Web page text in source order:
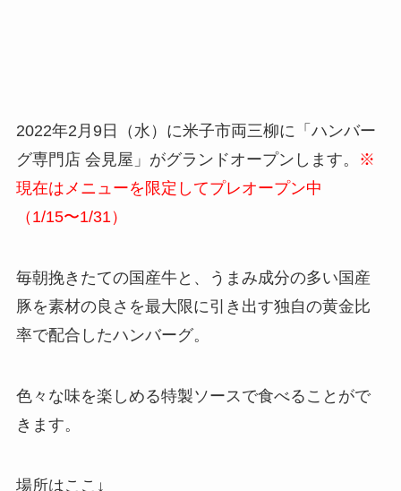
2022年2月9日（水）に米子市両三柳に「ハンバー
グ専門店 会見屋」がグランドオープンします。
※
現在はメニューを限定してプレオープン中
（1/15〜1/31）
毎朝挽きたての国産牛と、うまみ成分の多い国産
豚を素材の良さを最大限に引き出す独自の黄金比
率で配合したハンバーグ。
色々な味を楽しめる特製ソースで食べることがで
きます。
場所はここ↓